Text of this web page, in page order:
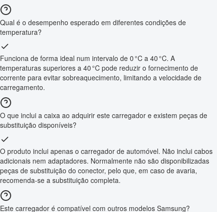
Qual é o desempenho esperado em diferentes condições de
temperatura?
Funciona de forma ideal num intervalo de 0 °C a 40 °C. A
temperaturas superiores a 40 °C pode reduzir o fornecimento de
corrente para evitar sobreaquecimento, limitando a velocidade de
carregamento.
O que inclui a caixa ao adquirir este carregador e existem peças de
substituição disponíveis?
O produto inclui apenas o carregador de automóvel. Não inclui cabos
adicionais nem adaptadores. Normalmente não são disponibilizadas
peças de substituição do conector, pelo que, em caso de avaria,
recomenda-se a substituição completa.
Este carregador é compatível com outros modelos Samsung?